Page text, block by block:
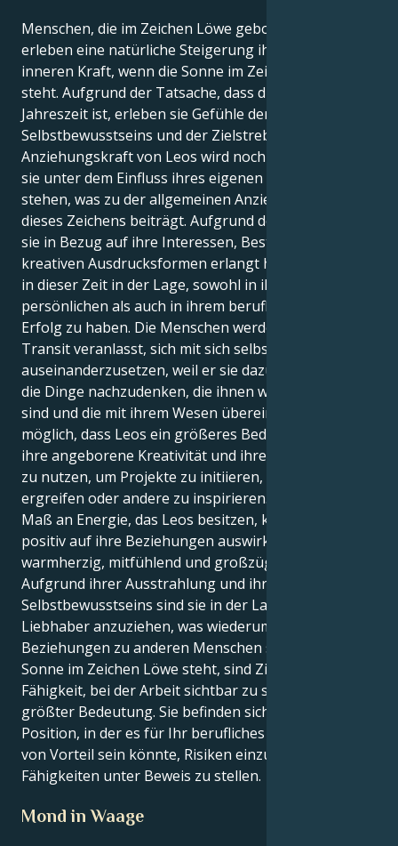
Menschen, die im Zeichen Löwe geboren sind,
erleben eine natürliche Steigerung ihrer eigenen
inneren Kraft, wenn die Sonne im Zeichen Löwe
steht. Aufgrund der Tatsache, dass dies ihre
Jahreszeit ist, erleben sie Gefühle der Macht, des
Selbstbewusstseins und der Zielstrebigkeit. Die
Anziehungskraft von Leos wird noch verstärkt, wenn
sie unter dem Einfluss ihres eigenen Sonnenzeichens
stehen, was zu der allgemeinen Anziehungskraft
dieses Zeichens beiträgt. Aufgrund der Klarheit, die
sie in Bezug auf ihre Interessen, Bestrebungen und
kreativen Ausdrucksformen erlangt haben, sind Leos
in dieser Zeit in der Lage, sowohl in ihrem
persönlichen als auch in ihrem beruflichen Leben
Erfolg zu haben. Die Menschen werden durch diesen
Transit veranlasst, sich mit sich selbst
auseinanderzusetzen, weil er sie dazu bringt, über
die Dinge nachzudenken, die ihnen wirklich wichtig
sind und die mit ihrem Wesen übereinstimmen. Es ist
möglich, dass Leos ein größeres Bedürfnis haben,
ihre angeborene Kreativität und ihren Enthusiasmus
zu nutzen, um Projekte zu initiieren, die Initiative zu
ergreifen oder andere zu inspirieren. Das erhöhte
Maß an Energie, das Leos besitzen, könnte sich
positiv auf ihre Beziehungen auswirken, da sie stets
warmherzig, mitfühlend und großzügig sind.
Aufgrund ihrer Ausstrahlung und ihres
Selbstbewusstseins sind sie in der Lage, Freunde und
Liebhaber anzuziehen, was wiederum ihre
Beziehungen zu anderen Menschen stärkt. Wenn die
Sonne im Zeichen Löwe steht, sind Ziele und die
Fähigkeit, bei der Arbeit sichtbar zu sein, von
größter Bedeutung. Sie befinden sich jetzt in einer
Position, in der es für Ihr berufliches Fortkommen
von Vorteil sein könnte, Risiken einzugehen und Ihre
Fähigkeiten unter Beweis zu stellen.
Mond in Waage